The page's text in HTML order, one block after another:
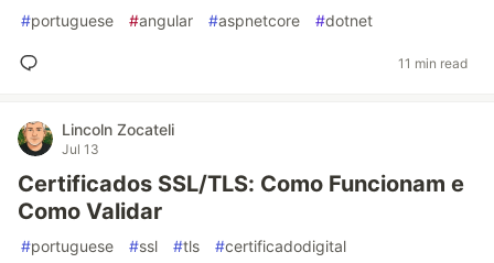
#portuguese #angular #aspnetcore #dotnet
11 min read
Lincoln Zocateli
Jul 13
Certificados SSL/TLS: Como Funcionam e
Como Validar
#portuguese #ssl #tls #certificadodigital